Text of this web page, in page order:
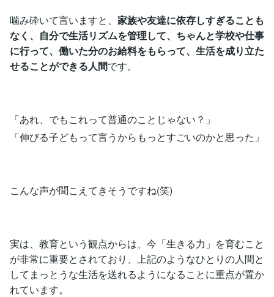
噛み砕いて言いますと、 家族や友達に依存しすぎることも
なく、自分で生活リズムを管理して、ちゃんと学校や仕事
に行って、働いた分のお給料をもらって、生活を成り立た
せることができる人間です。
「あれ、でもこれって普通のことじゃない？」
「伸びる子どもって言うからもっとすごいのかと思った」
こんな声が聞こえてきそうですね(笑)
実は、教育という観点からは、今「生きる力」を育むこと
が非常に重要とされており、上記のようなひとりの人間と
してまっとうな生活を送れるようになることに重点が置か
れています。